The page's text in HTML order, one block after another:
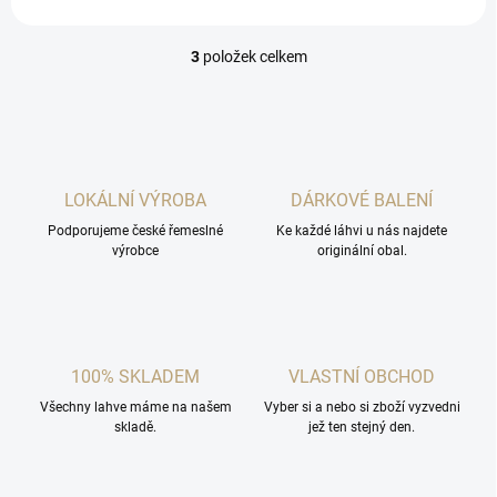
O
3položek celkem
LOKÁLNÍ VÝROBA
Podporujeme české řemeslné
výrobce
DÁRKOVÉ BALENÍ
Ke každé láhvi u nás najdete
originální obal.
100% SKLADEM
Všechny lahve máme na našem
skladě.
VLASTNÍ OBCHOD
Vyber si a nebo si zboží vyzvedni
jež ten stejný den.